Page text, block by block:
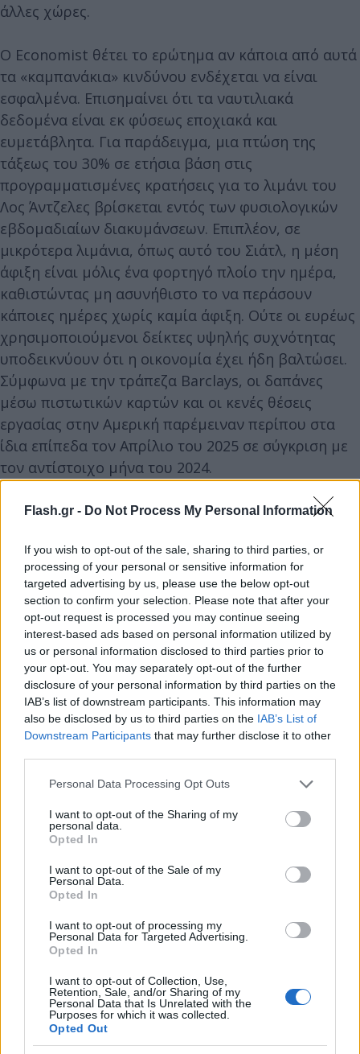
Flash.gr - Do Not Process My Personal Information
If you wish to opt-out of the sale, sharing to third parties, or
processing of your personal or sensitive information for
targeted advertising by us, please use the below opt-out
section to confirm your selection. Please note that after your
opt-out request is processed you may continue seeing
interest-based ads based on personal information utilized by
us or personal information disclosed to third parties prior to
your opt-out. You may separately opt-out of the further
disclosure of your personal information by third parties on the
IAB’s list of downstream participants. This information may
also be disclosed by us to third parties on the IAB’s List of
Downstream Participants that may further disclose it to other
Please note that this website/app uses one or more Google
not limited to your visit or usage behaviour. You may click to
grant or deny consent to Google and its third-party tags to
use your data for below specified purposes in below Google
consent section.
Personal Data Processing Opt Outs
I want to opt-out of the Sharing of my
personal data.
Opted In
I want to opt-out of the Sale of my
Personal Data.
Opted In
I want to opt-out of processing my
Personal Data for Targeted Advertising.
Opted In
I want to opt-out of Collection, Use,
Retention, Sale, and/or Sharing of my
Personal Data that Is Unrelated with the
Purposes for which it was collected.
Opted Out
άλλες χώρες.
Ο Economist θέτει το ερώτημα αν κάποια από αυτά
τα «καμπανάκια» κινδύνου ενδέχεται να είναι
εσφαλμένα. Επισημαίνει ότι τα ναυτιλιακά
δεδομένα είναι εκ φύσεως εποχιακά και
ευμετάβλητα. Για παράδειγμα, μια πτώση της
τάξεως του 30% σε ετήσια βάση στις
προγραμματισμένες κρατήσεις για το λιμάνι του
Λος Άντζελες βρίσκεται εντός των φυσιολογικών
εβδομαδιαίων διακυμάνσεων. Επιπλέον, σε
μικρότερα λιμάνια, όπως αυτό του Σιάτλ, η μέση
άφιξη είναι μόλις ένα φορτηγό πλοίο την ημέρα,
καθιστώντας μη ασυνήθιστο το να περάσουν
κάποιες ημέρες χωρίς καμία άφιξη. Ούτε οι ευρέως
χρησιμοποιούμενοι δείκτες υψηλής συχνότητας
υποδεικνύουν ότι η οικονομία έχει ήδη βαλτώσει.
Σύμφωνα με την τράπεζα Barclays, οι δαπάνες
μέσω πιστωτικών καρτών και οι κενές θέσεις
εργασίας στην Αμερική παρέμειναν περίπου στα
ίδια επίπεδα τον Απρίλιο του 2025 σε σύγκριση με
τον αντίστοιχο μήνα του 2024.
Reuters
Ωστόσο,ο Economist υποστηρίζει ότι το
πλήγμα είναι πιθανό να έρθει στο μέλλον.
εμπορικές αναταράξεις μπορεί να χρειαστούν
χρόνο για να γίνουν αισθητές στην ευρύτερη
οικονομία. Ορισμένες εταιρείες ενδέχεται να έχουν
δημιουργήσει σημαντικά αποθέματα
δασμών, καθυστερώντας έτσι την άμεση επίδρασή
τους στις τιμές και την παραγωγή.